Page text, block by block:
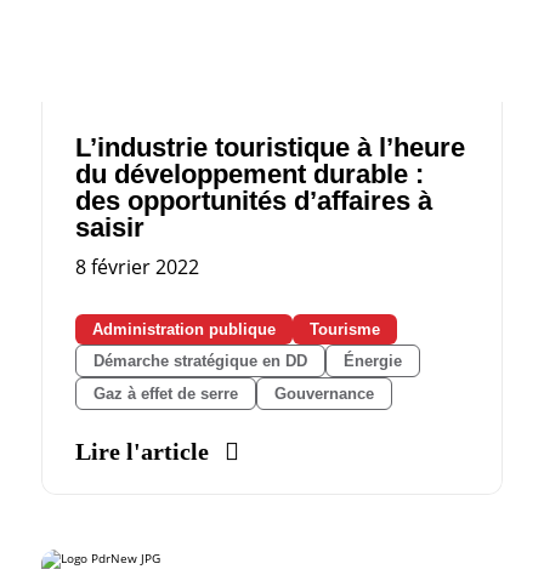
L’industrie touristique à l’heure
du développement durable :
des opportunités d’affaires à
saisir
8 février 2022
Administration publique
Tourisme
Démarche stratégique en DD
Énergie
Gaz à effet de serre
Gouvernance
Lire l'article